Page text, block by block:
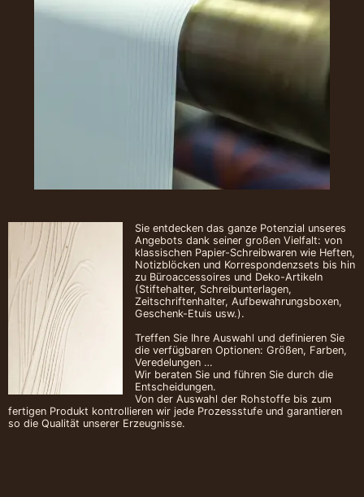
Sie entdecken das ganze Potenzial unseres
Angebots dank seiner großen Vielfalt: von
klassischen Papier-Schreibwaren wie Heften,
Notizblöcken und Korrespondenzsets bis hin
zu Büroaccessoires und Deko-Artikeln
(Stiftehalter, Schreibunterlagen,
Zeitschriftenhalter, Aufbewahrungsboxen,
Geschenk-Etuis usw.).
Treffen Sie Ihre Auswahl und definieren Sie
die verfügbaren Optionen: Größen, Farben,
Veredelungen …
Wir beraten Sie und führen Sie durch die
Entscheidungen.
Von der Auswahl der Rohstoffe bis zum
fertigen Produkt kontrollieren wir jede Prozessstufe und garantieren
so die Qualität unserer Erzeugnisse.